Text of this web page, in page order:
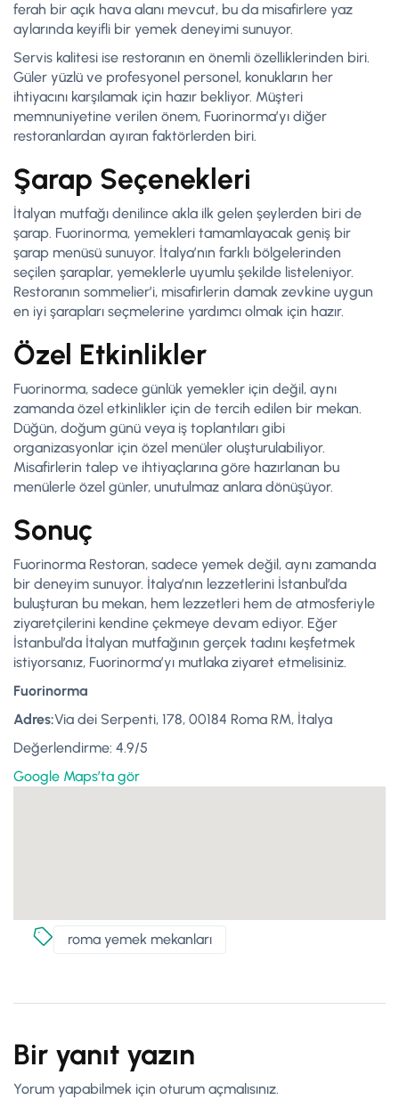
ferah bir açık hava alanı mevcut, bu da misafirlere yaz
aylarında keyifli bir yemek deneyimi sunuyor.
Servis kalitesi ise restoranın en önemli özelliklerinden biri.
Güler yüzlü ve profesyonel personel, konukların her
ihtiyacını karşılamak için hazır bekliyor. Müşteri
memnuniyetine verilen önem, Fuorinorma’yı diğer
restoranlardan ayıran faktörlerden biri.
Şarap Seçenekleri
İtalyan mutfağı denilince akla ilk gelen şeylerden biri de
şarap. Fuorinorma, yemekleri tamamlayacak geniş bir
şarap menüsü sunuyor. İtalya’nın farklı bölgelerinden
seçilen şaraplar, yemeklerle uyumlu şekilde listeleniyor.
Restoranın sommelier’i, misafirlerin damak zevkine uygun
en iyi şarapları seçmelerine yardımcı olmak için hazır.
Özel Etkinlikler
Fuorinorma, sadece günlük yemekler için değil, aynı
zamanda özel etkinlikler için de tercih edilen bir mekan.
Düğün, doğum günü veya iş toplantıları gibi
organizasyonlar için özel menüler oluşturulabiliyor.
Misafirlerin talep ve ihtiyaçlarına göre hazırlanan bu
menülerle özel günler, unutulmaz anlara dönüşüyor.
Sonuç
Fuorinorma Restoran, sadece yemek değil, aynı zamanda
bir deneyim sunuyor. İtalya’nın lezzetlerini İstanbul’da
buluşturan bu mekan, hem lezzetleri hem de atmosferiyle
ziyaretçilerini kendine çekmeye devam ediyor. Eğer
İstanbul’da İtalyan mutfağının gerçek tadını keşfetmek
istiyorsanız, Fuorinorma’yı mutlaka ziyaret etmelisiniz.
Fuorinorma
Adres:Via dei Serpenti, 178, 00184 Roma RM, İtalya
Değerlendirme: 4.9/5
Google Maps’ta gör
roma yemek mekanları
Bir yanıt yazın
Yorum yapabilmek için oturum açmalısınız.